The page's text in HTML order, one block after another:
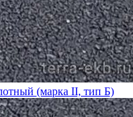
(марка II, тип Б)